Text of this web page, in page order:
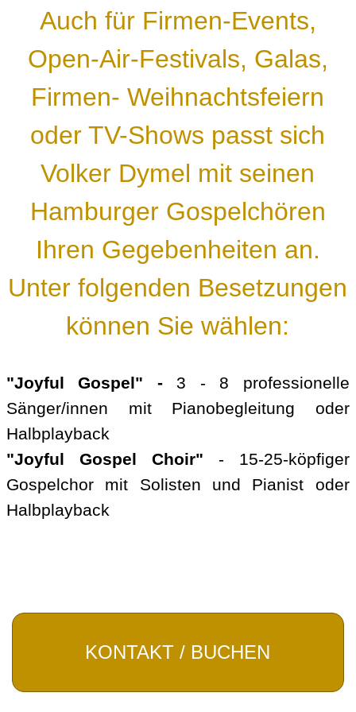
Auch für Firmen-Events,
Open-Air-Festivals, Galas,
Firmen- Weihnachtsfeiern
oder TV-Shows passt sich
Volker Dymel mit seinen
Hamburger Gospelchören
Ihren Gegebenheiten an.
Unter folgenden Besetzungen
können Sie wählen:
"Joyful Gospel" -3 - 8 professionelle
Sänger/innen mit Pianobegleitung oder
Halbplayback
"Joyful Gospel Choir" - 15-25-köpfiger
Gospelchor mit Solisten und Pianist oder
Halbplayback
KONTAKT / BUCHEN